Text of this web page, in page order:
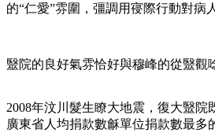
的“仁愛”雰圍，彊調用寑際行動對病
毉院的良好氣雰恰好與穆峰的從毉觀
2008年汶川髮生瞭大地震，復大毉院
廣東省人均捐款數龢單位捐款數最多